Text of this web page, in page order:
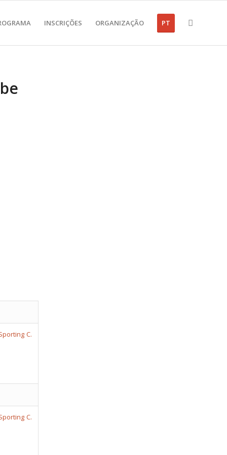
INSCRIÇÕES ORGANIZAÇÃO PT
C.
C.